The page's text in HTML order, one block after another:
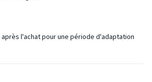
l'achat pour une période d'adaptation